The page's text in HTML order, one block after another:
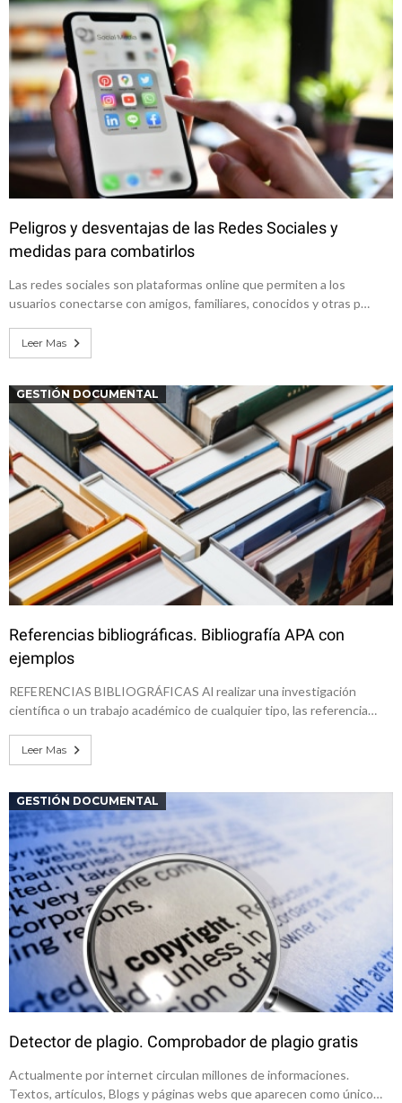
Peligros y desventajas de las Redes Sociales y
medidas para combatirlos
Las redes sociales son plataformas online que permiten a los
usuarios conectarse con amigos, familiares, conocidos y otras p…
Leer Mas
GESTIÓN DOCUMENTAL
Referencias bibliográficas. Bibliografía APA con
ejemplos
REFERENCIAS BIBLIOGRÁFICAS Al realizar una investigación
científica o un trabajo académico de cualquier tipo, las referencia…
Leer Mas
GESTIÓN DOCUMENTAL
Detector de plagio. Comprobador de plagio gratis
Actualmente por internet circulan millones de informaciones.
Textos, artículos, Blogs y páginas webs que aparecen como único…